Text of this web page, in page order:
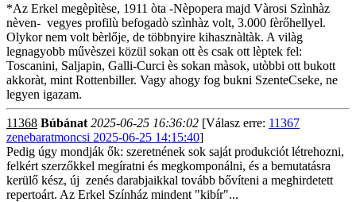
*Az Erkel megèpìtèse, 1911 òta -Nèpopera majd Vàrosi Szìnhàz
nèven- vegyes profilù befogadò szìnhàz volt, 3.000 fèrőhellyel.
Olykor nem volt bèrlője, de többnyire kihasznàltàk. A vilàg
legnagyobb művèszei közül sokan ott ès csak ott lèptek fel:
Toscanini, Saljapin, Galli-Curci ès sokan màsok, utòbbi ott bukott
akkoràt, mint Rottenbiller. Vagy ahogy fog bukni SzenteCseke, ne
legyen igazam.
11368 Búbánat 2025-06-25 16:36:02 [Válasz erre: 11367
zenebaratmoncsi 2025-06-25 14:15:40]
Pedig úgy mondják ők: szeretnének sok saját produkciót létrehozni,
felkért szerzőkkel megíratni és megkomponálni, és a bemutatásra
kerülő kész, új zenés darabjaikkal tovább bővíteni a meghirdetett
repertoárt. Az Erkel Színház mindent "kibír"...